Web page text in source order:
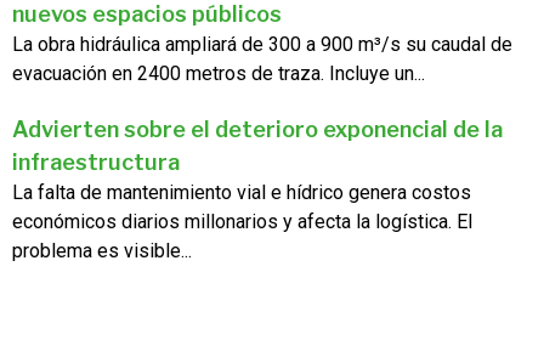
nuevos espacios públicos
La obra hidráulica ampliará de 300 a 900 m³/s su caudal de
evacuación en 2400 metros de traza. Incluye un...
Advierten sobre el deterioro exponencial de la
infraestructura
La falta de mantenimiento vial e hídrico genera costos
económicos diarios millonarios y afecta la logística. El
problema es visible...